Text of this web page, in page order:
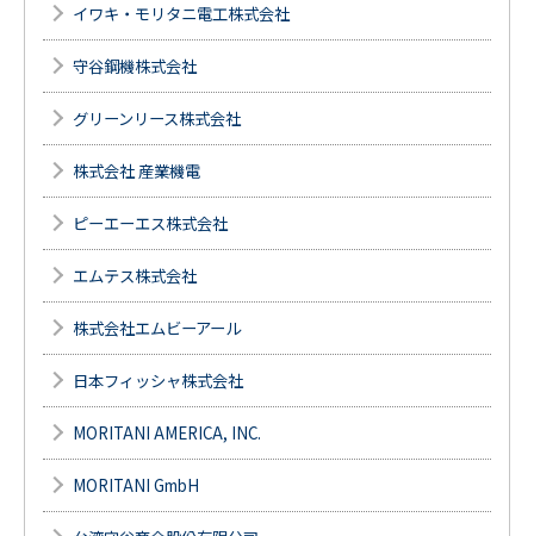
イワキ・モリタニ電工株式会社
守谷鋼機株式会社
グリーンリース株式会社
株式会社 産業機電
ピーエーエス株式会社
エムテス株式会社
株式会社エムビーアール
日本フィッシャ株式会社
MORITANI AMERICA, INC.
MORITANI GmbH